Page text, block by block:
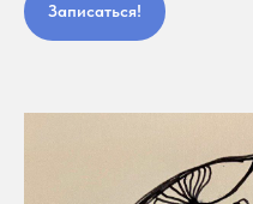
Записаться!